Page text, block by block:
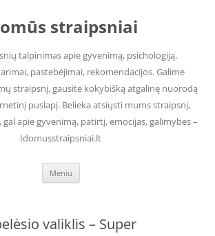
straipsniai
talpinimas apie gyvenimą, psichologiją,
pastebėjimai, rekomendacijos. Galime
straipsnį, gausite kokybišką atgalinę nuorodą
puslapį. Belieka atsiųsti mums straipsnį,
apie gyvenimą, patirtį, emocijas, galimybes –
Idomusstraipsniai.lt
Meniu
valiklis – Super